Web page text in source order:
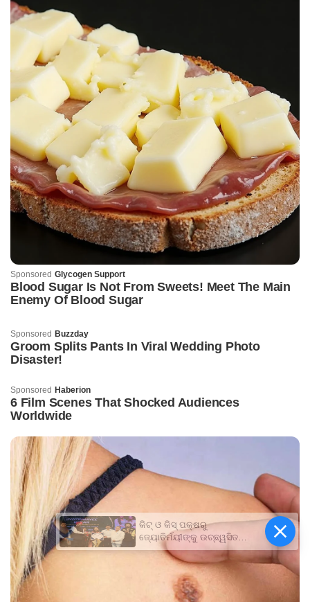
କିଟ୍‍ ଓ କିସ୍‍ ପକ୍ଷରୁ
ଜ୍ୟୋତିର୍ମୟୀଙ୍କୁ ଉଚ୍ଛ୍ୱସିତ
ସମ୍ବର୍ଦ୍ଧନା; ୫ଲକ୍ଷ ଟଙ୍କାର
ପ୍ରୋତ୍ସାହନ ରାଶି ପ୍ରଦାନ